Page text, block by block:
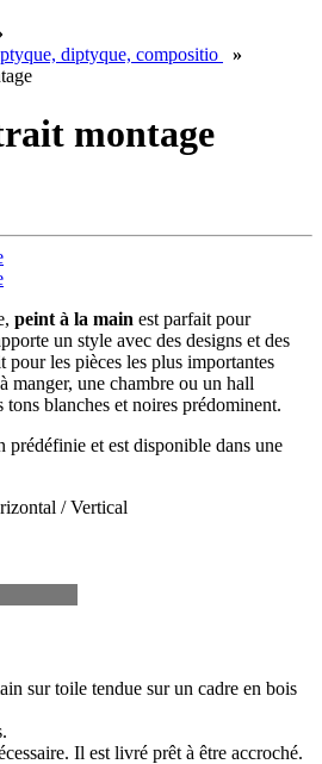
diptyque, compositio
»
montage
peint à la main est parfait pour
un style avec des designs et des
pour les pièces les plus importantes
manger, une chambre ou un hall
tons blanches et noires prédominent.
prédéfinie et est disponible dans une
/ Vertical
sur toile tendue sur un cadre en bois
Il est livré prêt à être accroché.